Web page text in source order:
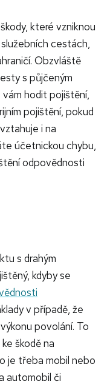
které vzniknou
cestách,
Obzvláště
s půjčeným
hodit pojištění,
pojištění, pokud
i na
účetnickou chybu,
odpovědnosti
s drahým
kdyby se
v případě, že
povolání. To
škodě na
je třeba mobil nebo
automobil či